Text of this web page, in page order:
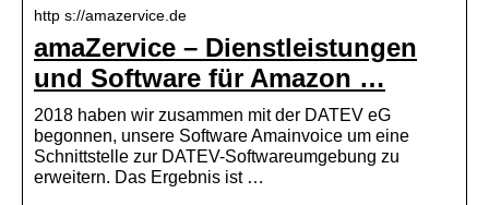
http s://amazervice.de
amaZervice – Dienstleistungen
und Software für Amazon …
2018 haben wir zusammen mit der DATEV eG
begonnen, unsere Software Amainvoice um eine
Schnittstelle zur DATEV-Softwareumgebung zu
erweitern. Das Ergebnis ist …